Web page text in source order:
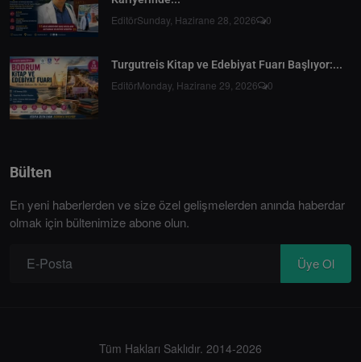
EditörSunday, Hazirane 28, 2026 0
Turgutreis Kitap ve Edebiyat Fuarı Başlıyor:...
EditörMonday, Hazirane 29, 2026 0
Bülten
En yeni haberlerden ve size özel gelişmelerden anında haberdar
olmak için bültenimize abone olun.
Üye Ol
Tüm Hakları Saklıdır. 2014-2026